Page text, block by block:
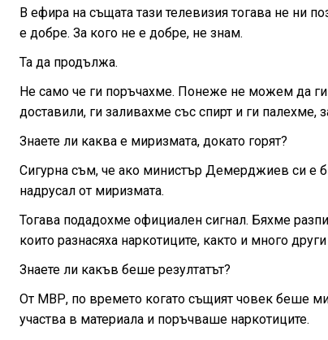
В ефира на същата тази телевизия тогава не ни
е добре. За кого не е добре, не знам.
Та да продължа.
Не само че ги поръчахме. Понеже не можем да
доставили, ги заливахме със спирт и ги палехме,
Знаете ли каква е миризмата, докато горят?
Сигурна съм, че ако министър Демерджиев си е
надрусал от миризмата.
Тогава подадохме официален сигнал. Бяхме
които разнасяха наркотиците, както и много
Знаете ли какъв беше резултатът?
От МВР, по времето когато същият човек беше
участва в материала и поръчваше наркотиците.